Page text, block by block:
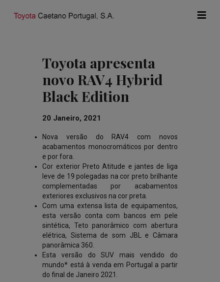
Toyota apresenta
novo RAV4 Hybrid
Black Edition
20 Janeiro, 2021
Nova versão do RAV4 com novos
acabamentos monocromáticos por dentro
e por fora.
Cor exterior Preto Atitude e jantes de liga
leve de 19 polegadas na cor preto brilhante
complementadas por acabamentos
exteriores exclusivos na cor preta.
Com uma extensa lista de equipamentos,
esta versão conta com bancos em pele
sintética, Teto panorâmico com abertura
elétrica, Sistema de som JBL e Câmara
panorâmica 360.
Esta versão do SUV mais vendido do
mundo* está à venda em Portugal a partir
do final de Janeiro 2021.